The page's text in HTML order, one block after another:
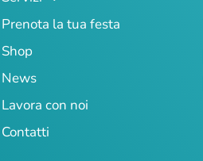
Prenota la tua festa
Shop
News
Lavora con noi
Contatti